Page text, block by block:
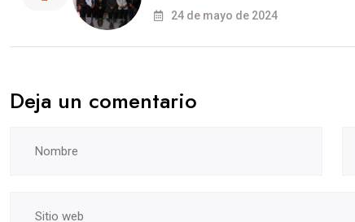
24 de mayo de 2024
Deja un comentario